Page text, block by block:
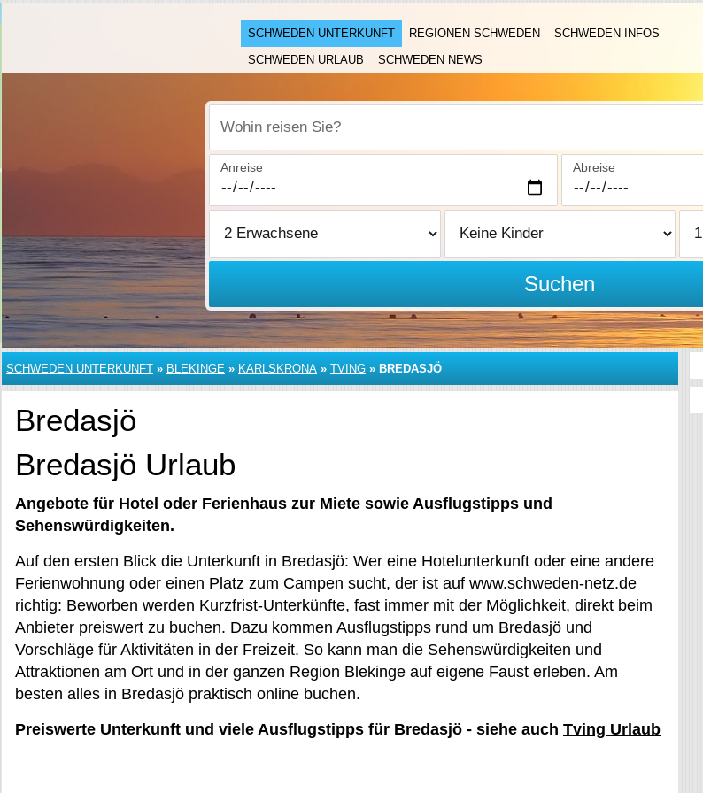
SCHWEDEN UNTERKUNFT REGIONEN SCHWEDEN
SCHWEDEN INFOS
SCHWEDEN URLAUB
SCHWEDEN NEWS
Wohin reisen Sie?
Anreise Abreise
Suchen
SCHWEDEN UNTERKUNFT » BLEKINGE » KARLSKRONA » TVING » BREDASJÖ
Bredasjö
Bredasjö Urlaub
Angebote für Hotel oder Ferienhaus zur Miete sowie Ausflugstipps und
Sehenswürdigkeiten.
Auf den ersten Blick die Unterkunft in Bredasjö: Wer eine Hotelunterkunft oder eine andere
Ferienwohnung oder einen Platz zum Campen sucht, der ist auf www.schweden-netz.de
richtig: Beworben werden Kurzfrist-Unterkünfte, fast immer mit der Möglichkeit, direkt beim
Anbieter preiswert zu buchen. Dazu kommen Ausflugstipps rund um Bredasjö und
Vorschläge für Aktivitäten in der Freizeit. So kann man die Sehenswürdigkeiten und
Attraktionen am Ort und in der ganzen Region Blekinge auf eigene Faust erleben. Am
besten alles in Bredasjö praktisch online buchen.
Preiswerte Unterkunft und viele Ausflugstipps für Bredasjö - siehe auch Tving Urlaub